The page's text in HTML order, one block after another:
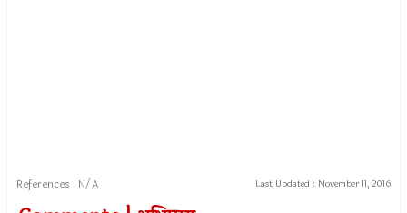
References : N/A Last Updated : November 11, 2016